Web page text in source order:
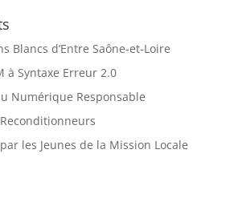
Blancs d’Entre Saône-et-Loire
à Syntaxe Erreur 2.0
Numérique Responsable
les Jeunes de la Mission Locale